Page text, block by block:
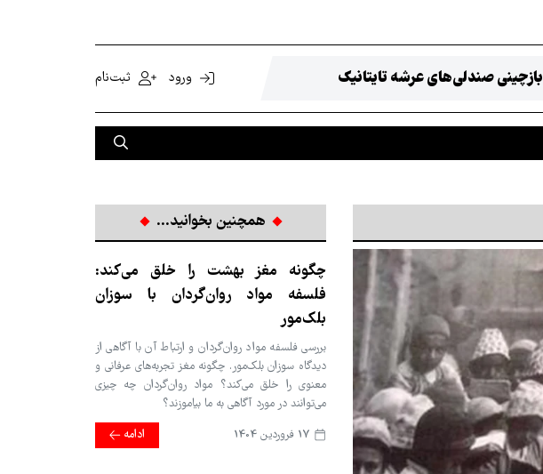
بازچینی صندلی‌های عرشه تایتانیک ورود ثبت‌نام
همچنین بخوانید...
چگونه مغز بهشت را خلق می‌کند:
فلسفه مواد روان‌گردان با سوزان
بلک‌مور
بررسی فلسفه مواد روان‌گردان و ارتباط آن با آگاهی از
دیدگاه سوزان بلک‌مور. چگونه مغز تجربه‌های عرفانی و
معنوی را خلق می‌کند؟ مواد روان‌گردان چه چیزی
می‌توانند در مورد آگاهی به ما بیاموزند؟
ادامه